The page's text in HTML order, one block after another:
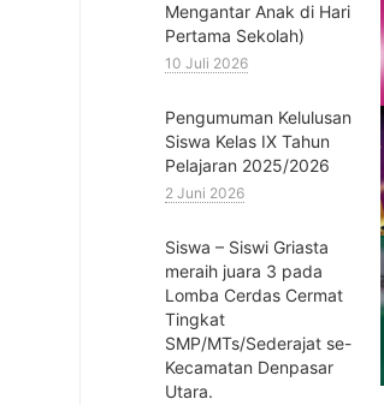
Mengantar Anak di Hari
Pertama Sekolah)
10 Juli 2026
Pengumuman Kelulusan
Siswa Kelas IX Tahun
Pelajaran 2025/2026
2 Juni 2026
Siswa – Siswi Griasta
meraih juara 3 pada
Lomba Cerdas Cermat
Tingkat
SMP/MTs/Sederajat se-
Kecamatan Denpasar
Utara.